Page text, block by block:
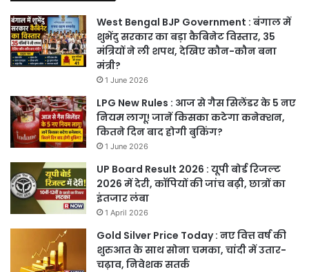
West Bengal BJP Government : बंगाल में
शुभेंदु सरकार का बड़ा कैबिनेट विस्तार, 35
मंत्रियों ने ली शपथ, देखिए कौन-कौन बना
मंत्री?
1 June 2026
LPG New Rules : आज से गैस सिलेंडर के 5 नए
नियम लागू! जानें किसका कटेगा कनेक्शन,
कितने दिन बाद होगी बुकिंग?
1 June 2026
UP Board Result 2026 : यूपी बोर्ड रिजल्ट
2026 में देरी, कॉपियों की जांच बढ़ी, छात्रों का
इंतजार लंबा
1 April 2026
Gold Silver Price Today : नए वित्त वर्ष की
शुरुआत के साथ सोना चमका, चांदी में उतार-
चढ़ाव, निवेशक सतर्क